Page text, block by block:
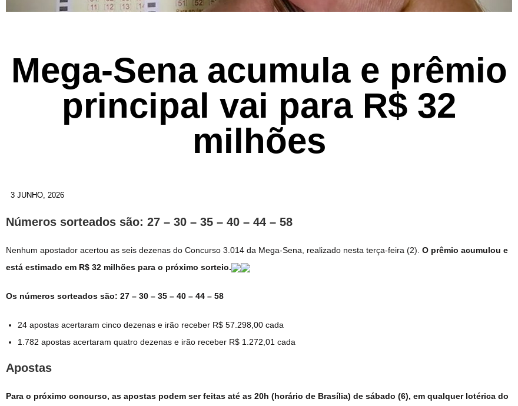
Mega-Sena acumula e prêmio
principal vai para R$ 32
milhões
3 JUNHO, 2026
Números sorteados são: 27 – 30 – 35 – 40 – 44 – 58
Nenhum apostador acertou as seis dezenas do Concurso 3.014 da Mega-Sena, realizado nesta terça-feira (2). O prêmio acumulou e
está estimado em R$ 32 milhões para o próximo sorteio.
Os números sorteados são: 27 – 30 – 35 – 40 – 44 – 58
24 apostas acertaram cinco dezenas e irão receber R$ 57.298,00 cada
1.782 apostas acertaram quatro dezenas e irão receber R$ 1.272,01 cada
Apostas
Para o próximo concurso, as apostas podem ser feitas até as 20h (horário de Brasília) de sábado (6), em qualquer lotérica do